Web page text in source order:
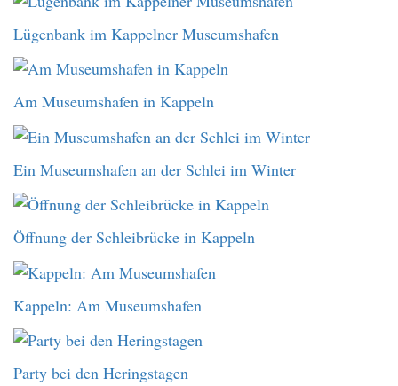
Lügenbank im Kappelner Museumshafen
Am Museumshafen in Kappeln
Ein Museumshafen an der Schlei im Winter
Öffnung der Schleibrücke in Kappeln
Kappeln: Am Museumshafen
Party bei den Heringstagen